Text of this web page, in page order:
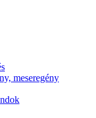
meseregény